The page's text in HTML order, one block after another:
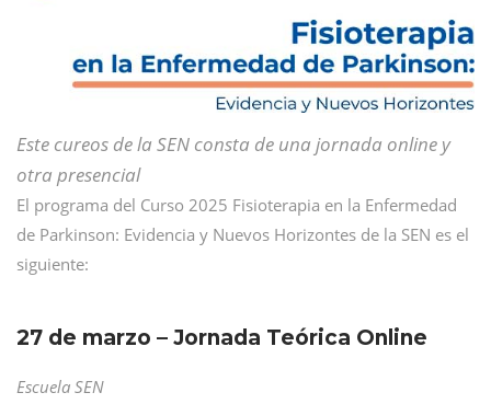
Este cureos de la SEN consta de una jornada online y
otra presencial
El programa del Curso 2025 Fisioterapia en la Enfermedad
de Parkinson: Evidencia y Nuevos Horizontes de la SEN es el
siguiente:
27 de marzo – Jornada Teórica Online
Escuela SEN